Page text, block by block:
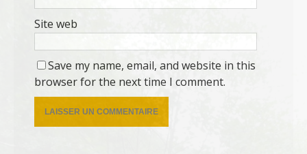
Site web
Save my name, email, and website in this
browser for the next time I comment.